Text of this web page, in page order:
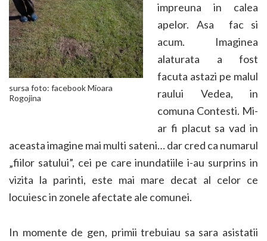
sursa foto: facebook Mioara
Rogojina
impreuna in calea
apelor. Asa fac si
acum. Imaginea
alaturata a fost
facuta astazi pe malul
raului Vedea, in
comuna Contesti. Mi-
ar fi placut sa vad in
aceasta imagine mai multi sateni… dar cred ca numarul
„fiilor satului”, cei pe care inundatiile i-au surprins in
vizita la parinti, este mai mare decat al celor ce
locuiesc in zonele afectate ale comunei.
In momente de gen, primii trebuiau sa sara asistatii